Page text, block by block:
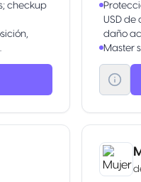
checkup
para tu
más.
de
USD
daño
Master
para
caso
Obtén
con una